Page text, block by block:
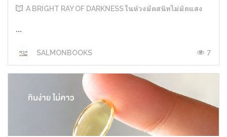
A BRIGHT RAY OF DARKNESS ในห้วงมืดสนิทไม่มิดแสง
...
SALMONBOOKS 7